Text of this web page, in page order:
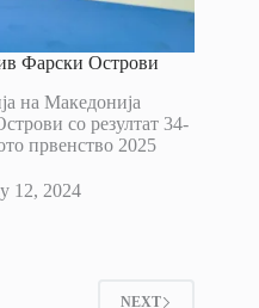
Фарски Острови
на Македонија
со резултат 34-
првенство 2025
12, 2024
NEXT